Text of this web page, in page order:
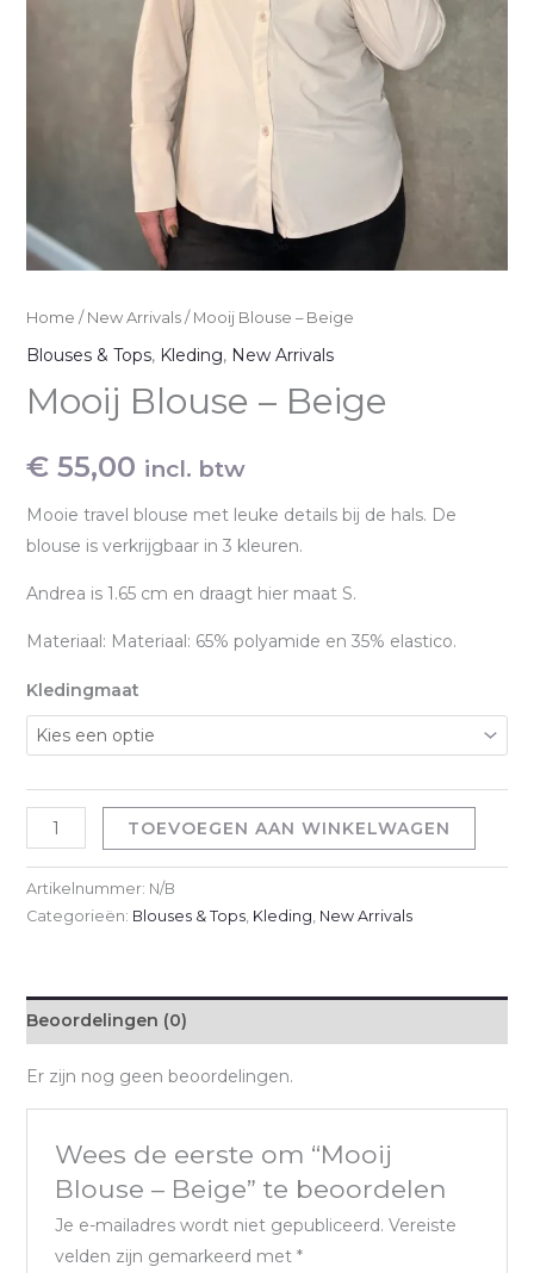
Home / New Arrivals/ Mooij Blouse – Beige
Blouses & Tops, Kleding, New Arrivals
Mooij Blouse – Beige
€55,00 incl. btw
Mooie travel blouse met leuke details bij de hals. De
blouse is verkrijgbaar in 3 kleuren.
Andrea is 1.65 cm en draagt hier maat S.
Materiaal: Materiaal: 65% polyamide en 35% elastico.
Kledingmaat
Mooij
Blouse
-
Beige
TOEVOEGEN AAN WINKELWAGEN
Artikelnummer: N/B
Categorieën: Blouses & Tops, Kleding, New Arrivals
Beoordelingen (0)
Er zijn nog geen beoordelingen.
Wees de eerste om “Mooij
Blouse – Beige” te beoordelen
Je e-mailadres wordt niet gepubliceerd. Vereiste
velden zijn gemarkeerd met *